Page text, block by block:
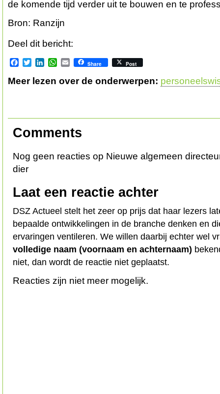
de komende tijd verder uit te bouwen en te
Bron: Ranzijn
Deel dit bericht:
Facebook
TwitterLinkedInWhatsApp
EmailShare Post
Meer lezen over de onderwerpen:
Comments
Nog geen reacties op Nieuwe algemeen
dier
Laat een reactie achter
DSZ Actueel stelt het zeer op prijs dat haar lezers
bepaalde ontwikkelingen in de branche denken en
ervaringen ventileren. We willen daarbij echter wel
volledige naam (voornaam en achternaam)
niet, dan wordt de reactie niet geplaatst.
Reacties zijn niet meer mogelijk.